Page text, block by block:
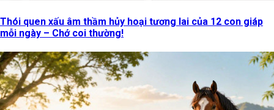
Thói quen xấu âm thầm hủy hoại tương lai của 12 con giáp
mỗi ngày – Chớ coi thường!